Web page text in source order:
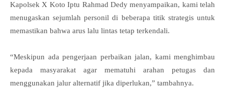
Kapolsek X Koto Iptu Rahmad Dedy menyampaikan, kami telah
menugaskan sejumlah personil di beberapa titik strategis untuk
memastikan bahwa arus lalu lintas tetap terkendali.
“Meskipun ada pengerjaan perbaikan jalan, kami menghimbau
kepada masyarakat agar mematuhi arahan petugas dan
menggunakan jalur alternatif jika diperlukan,” tambahnya.